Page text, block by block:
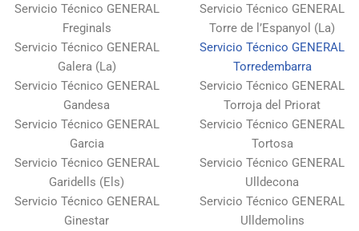
Servicio Técnico GENERAL
Freginals
Servicio Técnico GENERAL
Galera (La)
Servicio Técnico GENERAL
Gandesa
Servicio Técnico GENERAL
Garcia
Servicio Técnico GENERAL
Garidells (Els)
Servicio Técnico GENERAL
Ginestar
Servicio Técnico GENERAL
Torre de l’Espanyol (La)
Servicio Técnico GENERAL
Torredembarra
Servicio Técnico GENERAL
Torroja del Priorat
Servicio Técnico GENERAL
Tortosa
Servicio Técnico GENERAL
Ulldecona
Servicio Técnico GENERAL
Ulldemolins